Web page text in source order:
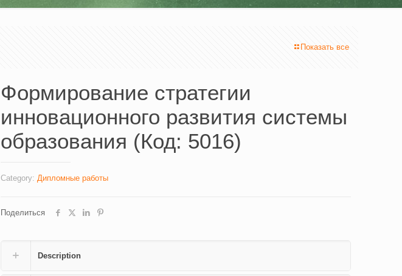
Показать все
Формирование стратегии
инновационного развития системы
образования (Код: 5016)
Category: Дипломные работы
Поделиться
Description